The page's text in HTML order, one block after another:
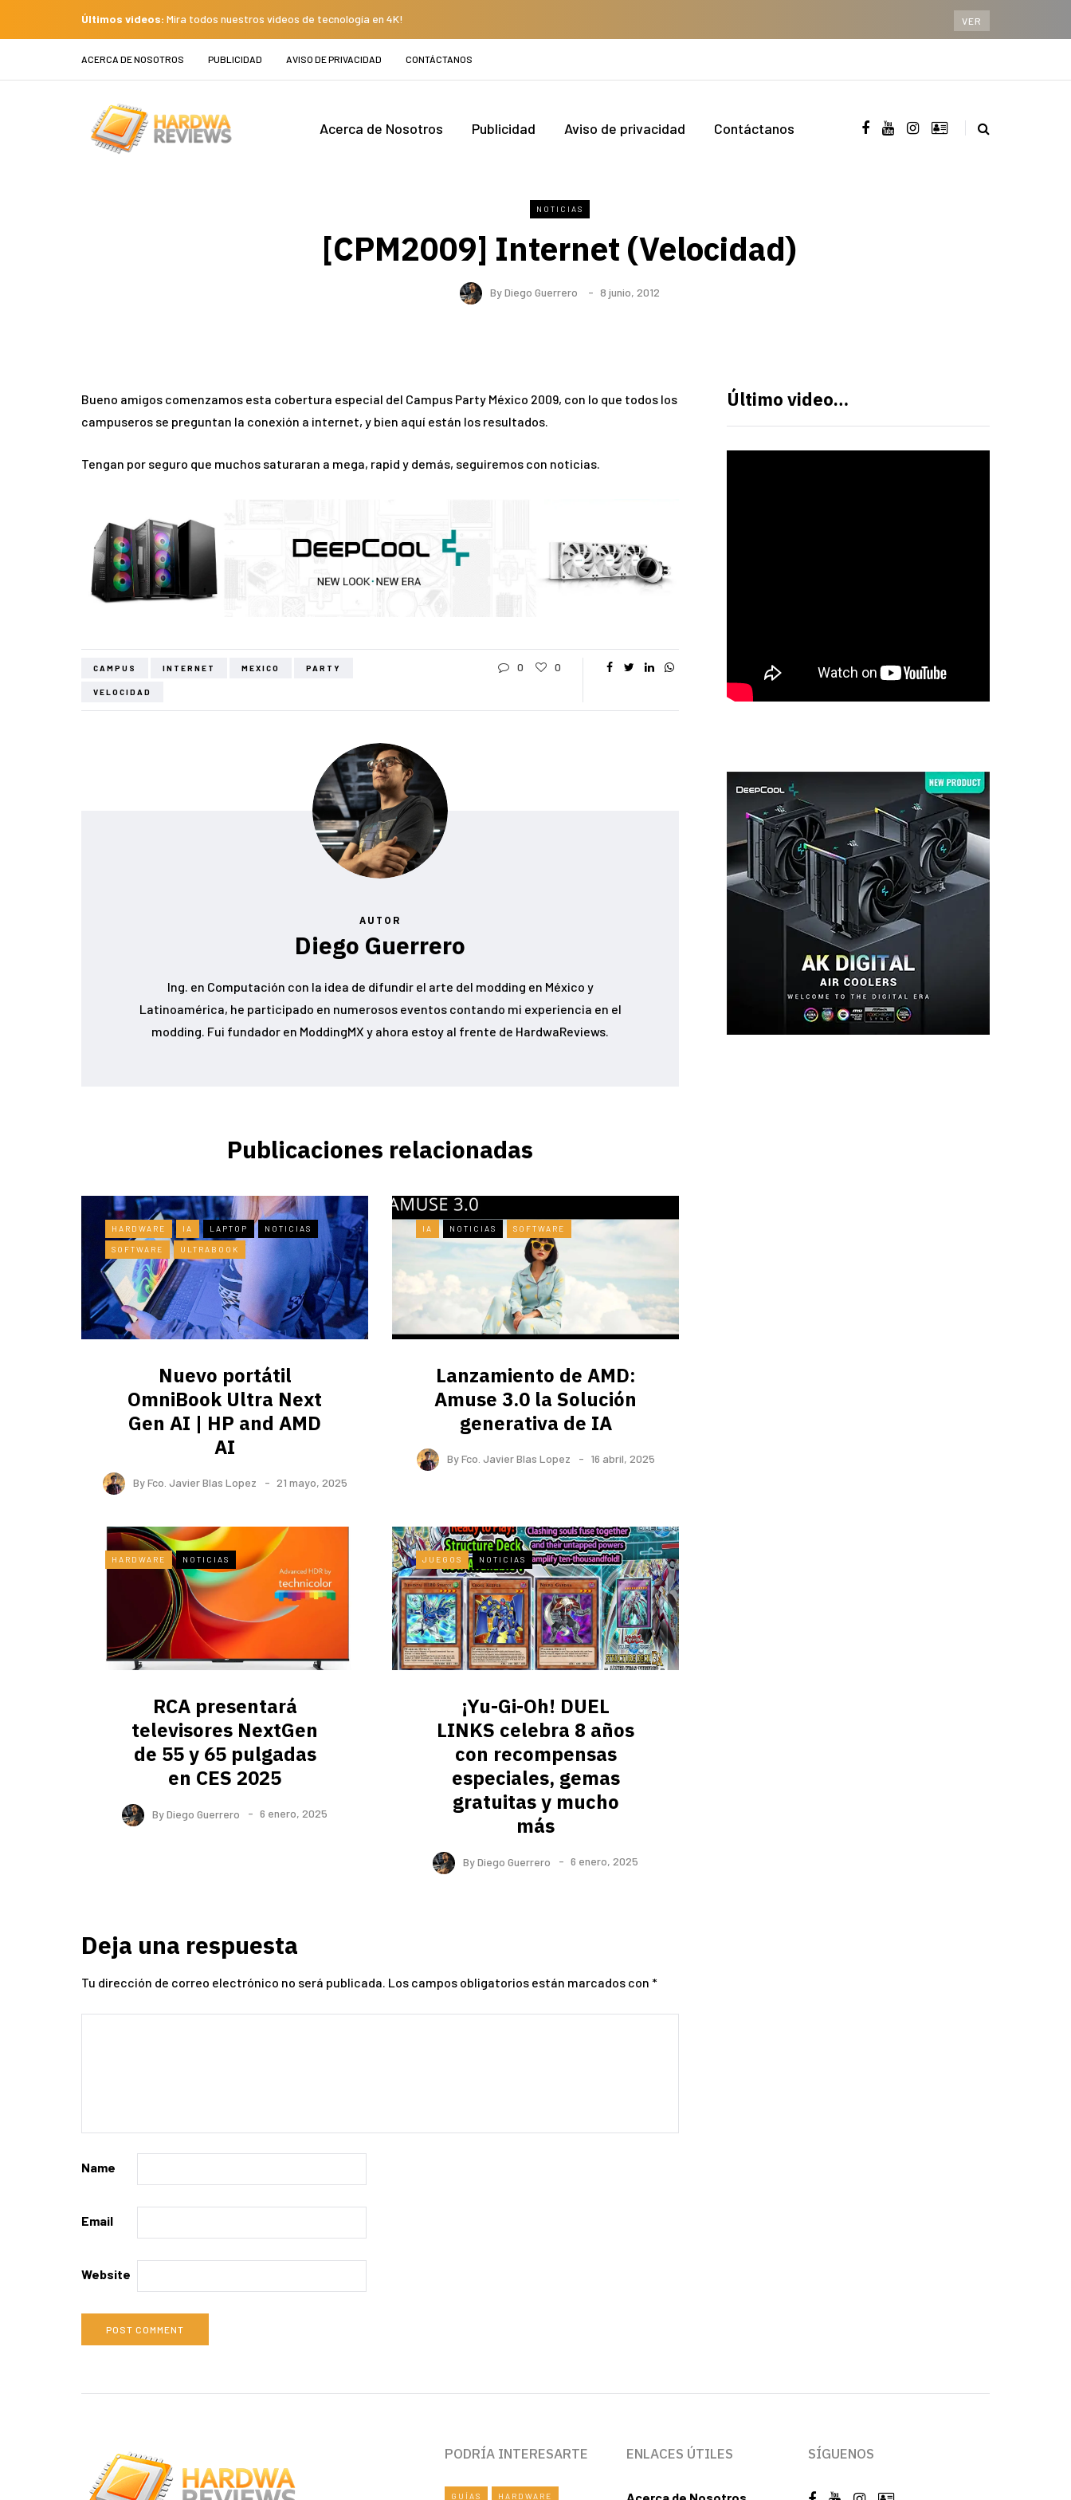
Últimos videos: Mira todos nuestros videos de tecnología en 4K! VER
ACERCA DE NOSOTROS PUBLICIDAD AVISO DE PRIVACIDAD CONTÁCTANOS
Acerca de Nosotros Publicidad Aviso de privacidad Contáctanos
NOTICIAS
[CPM2009] Internet (Velocidad)
ByDiego Guerrero 8 junio, 2012
Bueno amigos comenzamos esta cobertura especial del Campus Party México 2009, con lo que todos los
campuseros se preguntan la conexión a internet, y bien aquí están los resultados.
Tengan por seguro que muchos saturaran a mega, rapid y demás, seguiremos con noticias.
CAMPUS INTERNET MEXICO PARTY
VELOCIDAD
0 0
AUTOR
Diego Guerrero
Ing. en Computación con la idea de difundir el arte del modding en México y
Latinoamérica, he participado en numerosos eventos contando mi experiencia en el
modding. Fui fundador en ModdingMX y ahora estoy al frente de HardwaReviews.
Publicaciones relacionadas
HARDWARE IA LAPTOP NOTICIAS
SOFTWARE ULTRABOOK
Nuevo portátil
OmniBook Ultra ​Next
Gen AI | HP and AMD
AI
ByFco. Javier Blas Lopez 21 mayo, 2025
IA NOTICIAS SOFTWARE
Lanzamiento de AMD:
Amuse 3.0 la Solución
generativa de IA
ByFco. Javier Blas Lopez 16 abril, 2025
HARDWARE NOTICIAS
RCA presentará
televisores NextGen
de 55 y 65 pulgadas
en CES 2025
ByDiego Guerrero 6 enero, 2025
JUEGOS NOTICIAS
¡Yu-Gi-Oh! DUEL
LINKS celebra 8 años
con recompensas
especiales, gemas
gratuitas y mucho
más
ByDiego Guerrero 6 enero, 2025
Deja una respuesta
Tu dirección de correo electrónico no será publicada. Los campos obligatorios están marcados con *
Name
Email
Website
Último video…
PODRÍA INTERESARTE
GUÍAS HARDWARE
ENLACES ÚTILES SÍGUENOS